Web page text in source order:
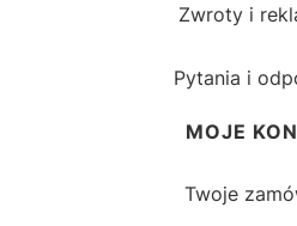
Zwroty i
Pytania i
MOJE
Twoje